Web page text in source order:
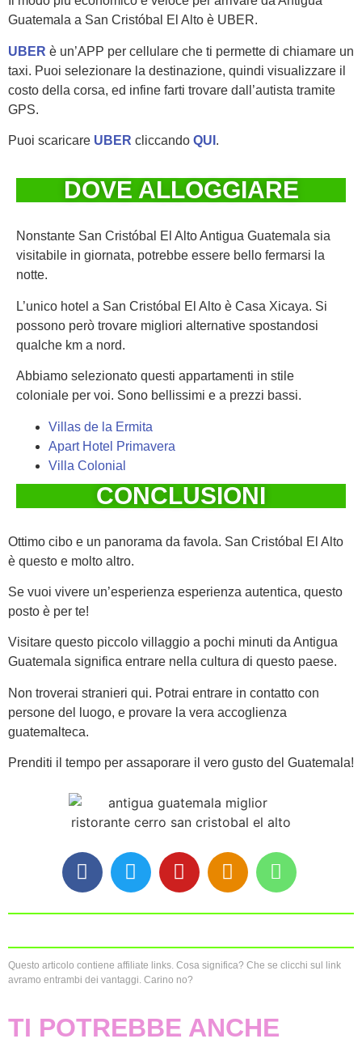
Guatemala a San Cristóbal El Alto è UBER.
UBER è un’APP per cellulare che ti permette di chiamare un
taxi. Puoi selezionare la destinazione, quindi visualizzare il
costo della corsa, ed infine farti trovare dall’autista tramite
GPS.
Puoi scaricare UBER cliccando QUI .
DOVE ALLOGGIARE
Nonstante San Cristóbal El Alto Antigua Guatemala sia
visitabile in giornata, potrebbe essere bello fermarsi la
notte.
L’unico hotel a San Cristóbal El Alto è Casa Xicaya. Si
possono però trovare migliori alternative spostandosi
qualche km a nord.
Abbiamo selezionato questi appartamenti in stile
coloniale per voi. Sono bellissimi e a prezzi bassi.
Villas de la Ermita
Apart Hotel Primavera
Villa Colonial
CONCLUSIONI
Ottimo cibo e un panorama da favola. San Cristóbal El Alto
è questo e molto altro.
Se vuoi vivere un’esperienza esperienza autentica, questo
posto è per te!
Visitare questo piccolo villaggio a pochi minuti da Antigua
Guatemala significa entrare nella cultura di questo paese.
Non troverai stranieri qui. Potrai entrare in contatto con
persone del luogo, e provare la vera accoglienza
guatemalteca.
Prenditi il tempo per assaporare il vero gusto del Guatemala!
Questo articolo contiene affiliate links. Cosa significa? Che se clicchi sul link
avramo entrambi dei vantaggi. Carino no?
TI POTREBBE ANCHE